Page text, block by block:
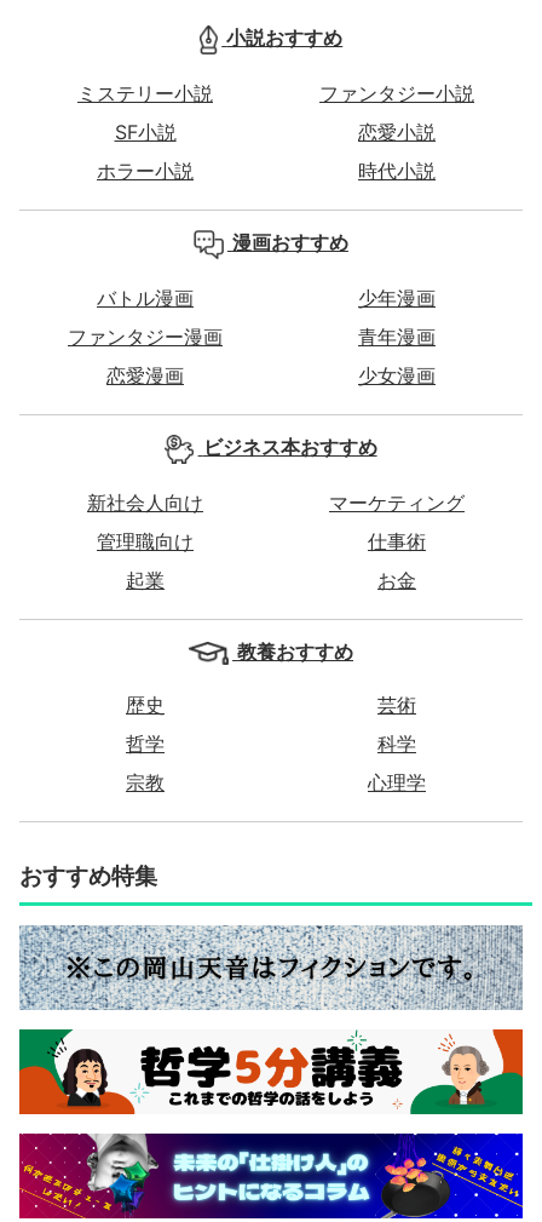
小説おすすめ
ミステリー小説
ファンタジー小説
SF小説
恋愛小説
ホラー小説
時代小説
漫画おすすめ
バトル漫画
少年漫画
ファンタジー漫画
青年漫画
恋愛漫画
少女漫画
ビジネス本おすすめ
新社会人向け
マーケティング
管理職向け
仕事術
起業
お金
教養おすすめ
歴史
芸術
哲学
科学
宗教
心理学
おすすめ特集